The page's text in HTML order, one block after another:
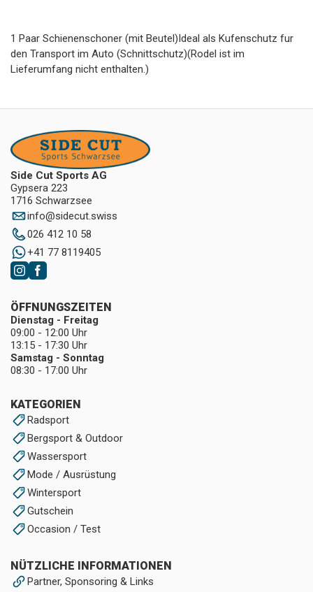
1 Paar Schienenschoner (mit Beutel)Ideal als Kufenschutz fur
den Transport im Auto (Schnittschutz)(Rodel ist im
Lieferumfang nicht enthalten.)
Side Cut Sports AG
Gypsera 223
1716 Schwarzsee
info@sidecut.swiss
026 412 10 58
+41 77 8119405
KATEGORIEN
Radsport
Bergsport & Outdoor
Wassersport
Mode / Ausrüstung
Wintersport
Gutschein
Occasion / Test
NÜTZLICHE INFORMATIONEN
Partner, Sponsoring & Links
ÖFFNUNGSZEITEN
Dienstag - Freitag
09:00 - 12:00 Uhr
13:15 - 17:30 Uhr
Samstag - Sonntag
08:30 - 17:00 Uhr